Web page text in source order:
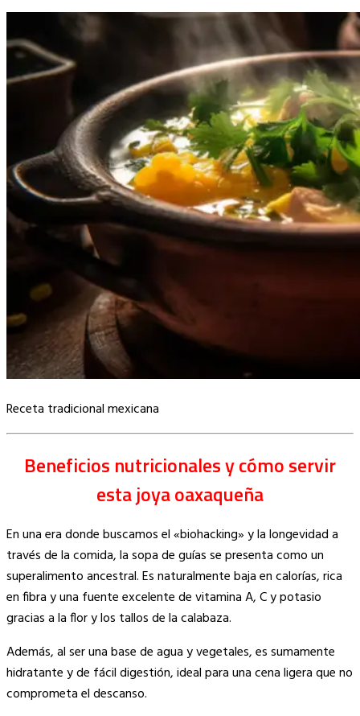
Receta tradicional mexicana
Beneficios nutricionales y cómo servir
esta joya oaxaqueña
En una era donde buscamos el «biohacking» y la longevidad a
través de la comida, la sopa de guías se presenta como un
superalimento ancestral. Es naturalmente baja en calorías, rica
en fibra y una fuente excelente de vitamina A, C y potasio
gracias a la flor y los tallos de la calabaza.
Además, al ser una base de agua y vegetales, es sumamente
hidratante y de fácil digestión, ideal para una cena ligera que no
comprometa el descanso.